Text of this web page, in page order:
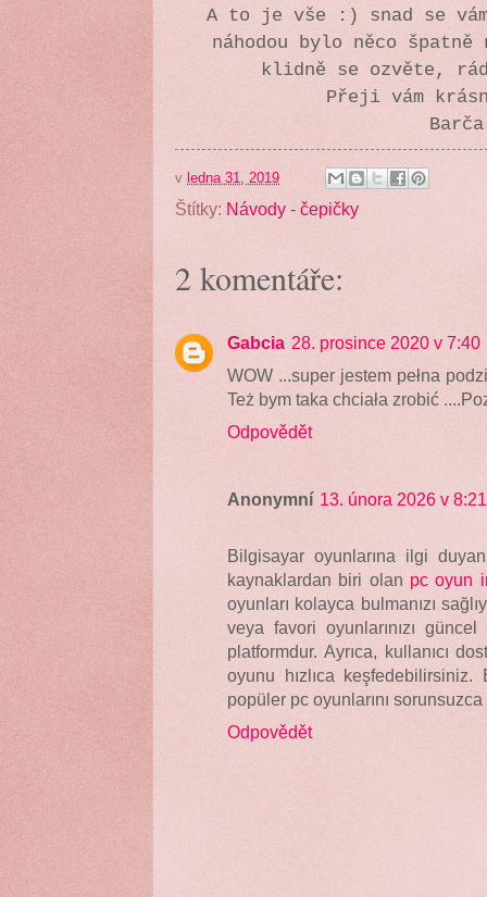
A to je vše :) snad se
náhodou bylo něco špatně
klidně se ozvěte,
Přeji vám
Barča
v ledna 31, 2019
Štítky: Návody - čepičky
2 komentáře:
Gabcia 28. prosince 2020 v 7:40
WOW ...super jestem pełna
Też bym taka chciała zrobić
Odpovědět
Anonymní 13. února 2026 v 8:21
Bilgisayar oyunlarına ilgi
kaynaklardan biri olan pc oyun
oyunları kolayca bulmanızı
veya favori oyunlarınızı
platformdur. Ayrıca, kullanıcı
oyunu hızlıca
popüler pc oyunlarını
Odpovědět